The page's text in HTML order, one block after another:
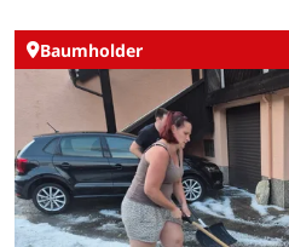
Baumholder